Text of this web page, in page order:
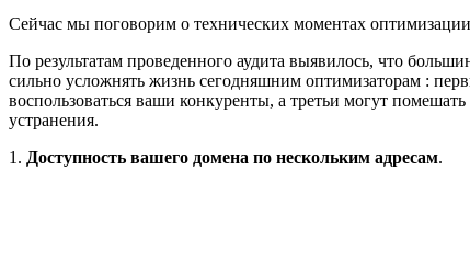
Сейчас мы поговорим о технических моментах
По результатам проведенного аудита выявилось, что
сильно усложнять жизнь сегодняшним оптимизаторам :
воспользоваться ваши конкуренты, а третьи могут
устранения.
1. Доступность вашего домена по нескольким адресам.